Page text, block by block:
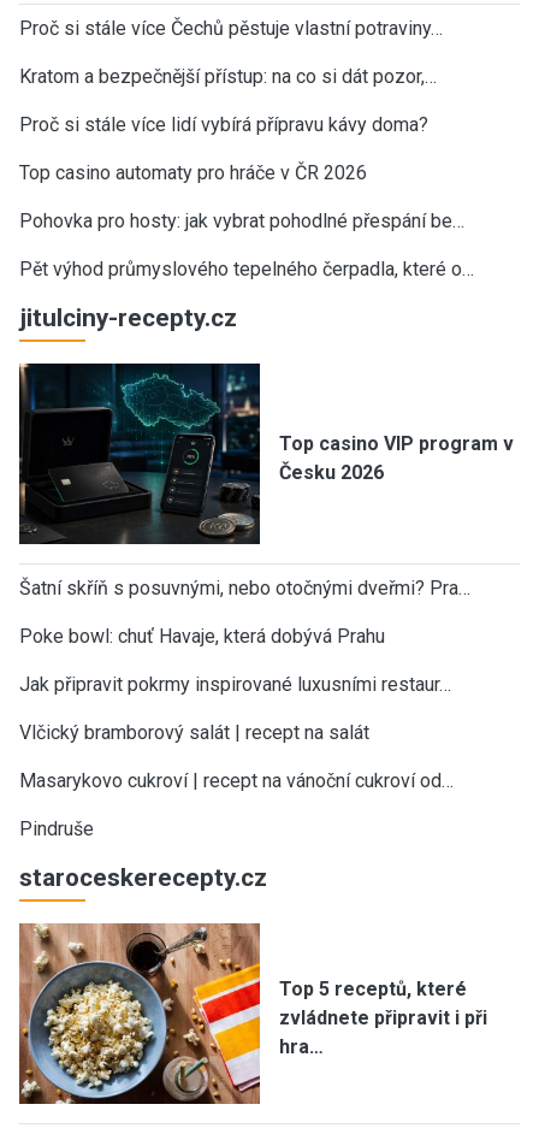
Proč si stále více Čechů pěstuje vlastní potraviny…
Kratom a bezpečnější přístup: na co si dát pozor,…
Proč si stále více lidí vybírá přípravu kávy doma?
Top casino automaty pro hráče v ČR 2026
Pohovka pro hosty: jak vybrat pohodlné přespání be…
Pět výhod průmyslového tepelného čerpadla, které o…
jitulciny-recepty.cz
Top casino VIP program v
Česku 2026
Šatní skříň s posuvnými, nebo otočnými dveřmi? Pra…
Poke bowl: chuť Havaje, která dobývá Prahu
Jak připravit pokrmy inspirované luxusními restaur…
Vlčický bramborový salát | recept na salát
Masarykovo cukroví | recept na vánoční cukroví od…
Pindruše
staroceskerecepty.cz
Top 5 receptů, které
zvládnete připravit i při
hra…